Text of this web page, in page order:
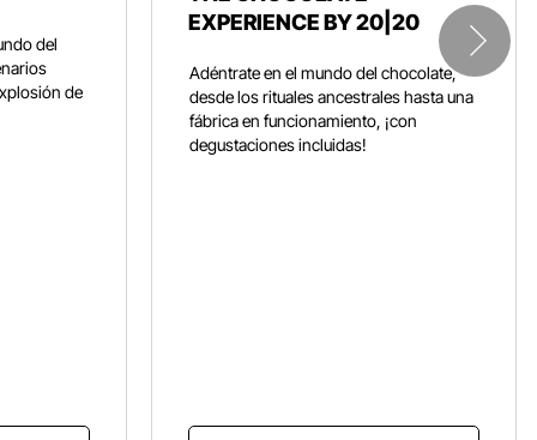
del
de
EXPERIENCE BY 20|20
Adéntrate en el mundo del chocolate,
desde los rituales ancestrales hasta una
fábrica en funcionamiento, ¡con
degustaciones incluidas!